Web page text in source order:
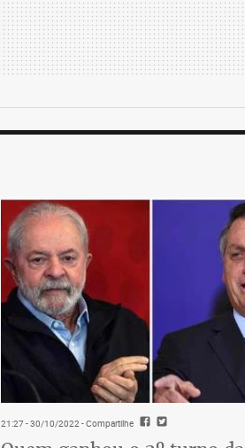
21:27 - 30/10/2022- Compartilhe